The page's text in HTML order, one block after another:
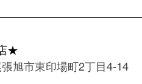
★
旭市東印場町2丁目4-14